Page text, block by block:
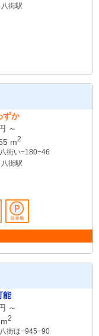
街駅
ずか
～
m2
街い−180−46
街駅
能
～
m2
街ほ−945−90